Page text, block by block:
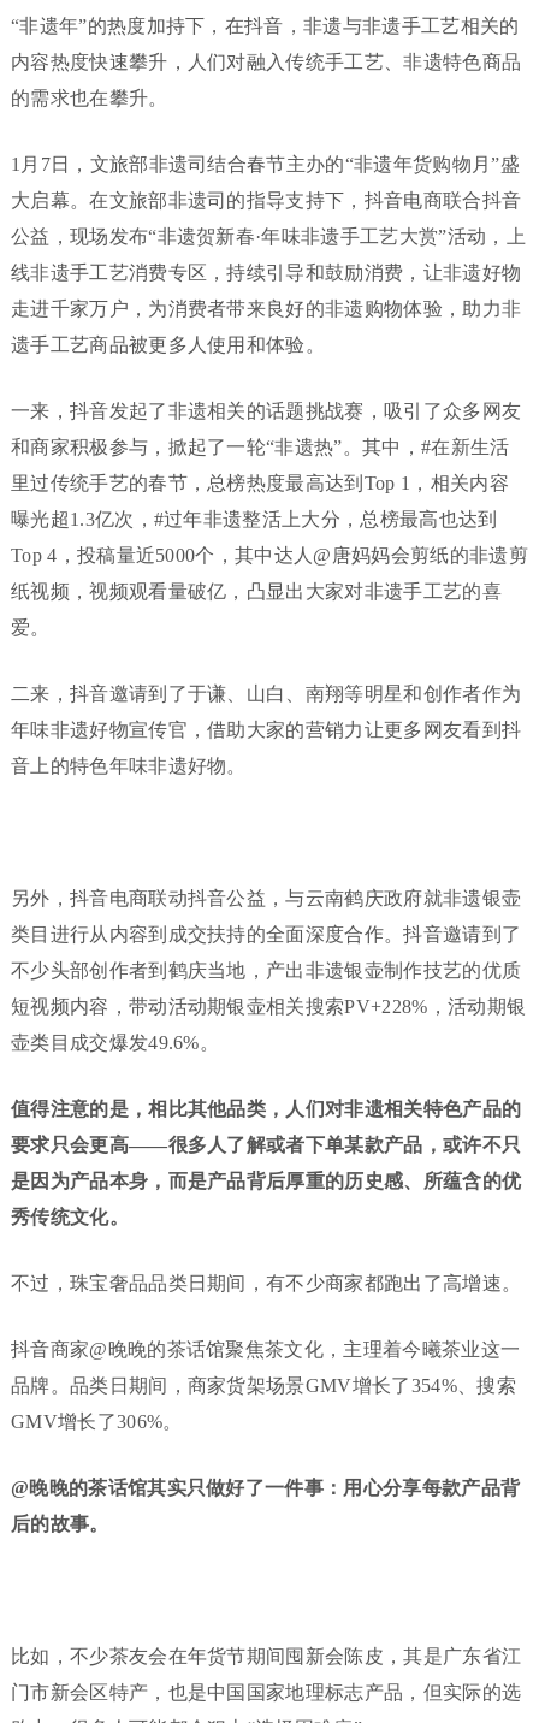
“非遗年”的热度加持下，在抖音，非遗与非遗手工艺相关的
内容热度快速攀升，人们对融入传统手工艺、非遗特色商品
的需求也在攀升。
1月7日，文旅部非遗司结合春节主办的“非遗年货购物月”盛
大启幕。在文旅部非遗司的指导支持下，抖音电商联合抖音
公益，现场发布“非遗贺新春·年味非遗手工艺大赏”活动，上
线非遗手工艺消费专区，持续引导和鼓励消费，让非遗好物
走进千家万户，为消费者带来良好的非遗购物体验，助力非
遗手工艺商品被更多人使用和体验。
一来，抖音发起了非遗相关的话题挑战赛，吸引了众多网友
和商家积极参与，掀起了一轮“非遗热”。其中，#在新生活
里过传统手艺的春节，总榜热度最高达到Top 1，相关内容
曝光超1.3亿次，#过年非遗整活上大分，总榜最高也达到
Top 4，投稿量近5000个，其中达人@唐妈妈会剪纸的非遗剪
纸视频，视频观看量破亿，凸显出大家对非遗手工艺的喜
爱。
二来，抖音邀请到了于谦、山白、南翔等明星和创作者作为
年味非遗好物宣传官，借助大家的营销力让更多网友看到抖
音上的特色年味非遗好物。
另外，抖音电商联动抖音公益，与云南鹤庆政府就非遗银壶
类目进行从内容到成交扶持的全面深度合作。抖音邀请到了
不少头部创作者到鹤庆当地，产出非遗银壶制作技艺的优质
短视频内容，带动活动期银壶相关搜索PV+228%，活动期银
壶类目成交爆发49.6%。
值得注意的是，相比其他品类，人们对非遗相关特色产品的
要求只会更高——很多人了解或者下单某款产品，或许不只
是因为产品本身，而是产品背后厚重的历史感、所蕴含的优
秀传统文化。
不过，珠宝奢品品类日期间，有不少商家都跑出了高增速。
抖音商家@晚晚的茶话馆聚焦茶文化，主理着今曦茶业这一
品牌。品类日期间，商家货架场景GMV增长了354%、搜索
GMV增长了306%。
@晚晚的茶话馆其实只做好了一件事：用心分享每款产品背
后的故事。
比如，不少茶友会在年货节期间囤新会陈皮，其是广东省江
门市新会区特产，也是中国国家地理标志产品，但实际的选